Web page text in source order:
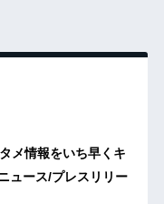
メ情報をいち早くキ
ュース/プレスリリー